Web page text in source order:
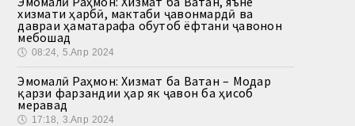
хизмати ҳарбӣ, мактаби ҷавонмардӣ ва
давраи ҳаматарафа обутоб ёфтани ҷавонон
мебошад
🕔 08:24, 5.Апр 2024
Эмомалӣ Раҳмон: Хизмат ба Ватан – Модар
қарзи фарзандии ҳар як ҷавон ба ҳисоб
меравад
🕔 17:18, 3.Апр 2024